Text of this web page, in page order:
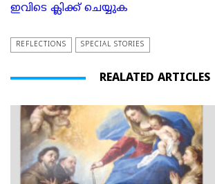
ഇവിടെ ക്ലിക്ക് ചെയ്യുക
REFLECTIONS SPECIAL STORIES
REALATED ARTICLES